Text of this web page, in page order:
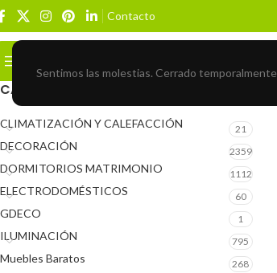
Sentimos las molestias. Cerrado
Contacto
CATEGORÍAS DEL PRODUCTO
CLIMATIZACIÓN Y CALEFACCIÓN 21
DECORACIÓN 2359
DORMITORIOS MATRIMONIO 1112
ELECTRODOMÉSTICOS 60
GDECO 1
ILUMINACIÓN 795
Muebles Baratos 268